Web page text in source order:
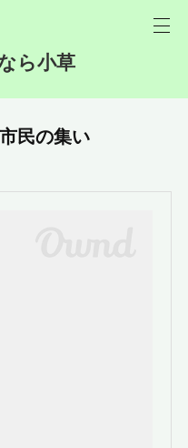
ら小草
民の集い